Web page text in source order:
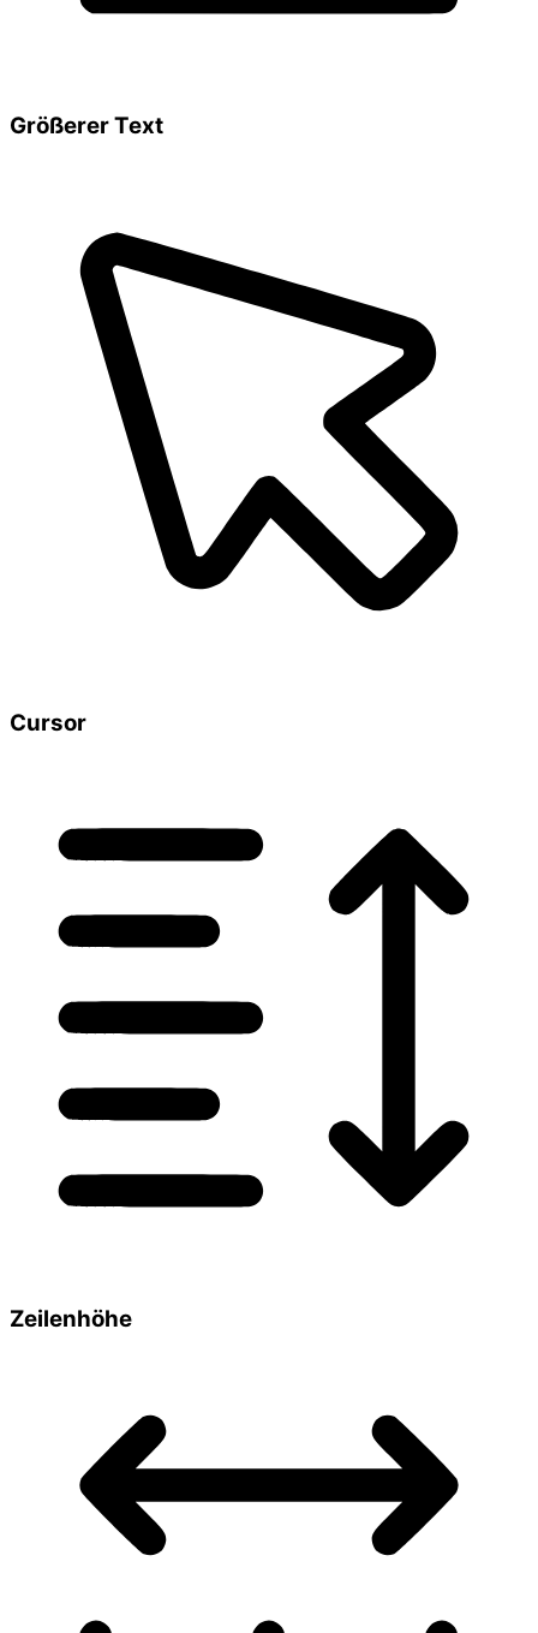
Größerer Text
Cursor
Zeilenhöhe